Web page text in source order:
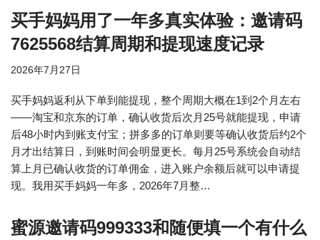
买手妈妈用了一年多真实体验：邀请码
7625568结算周期和提现速度记录
2026年7月27日
买手妈妈返利从下单到能提现，整个周期大概在1到2个月左右
——淘宝和京东的订单，确认收货后次月25号就能提现，申请
后48小时内到账支付宝；拼多多的订单则要等确认收货后约2个
月才出结算日，到账时间会明显更长。每月25号系统会自动结
算上月已确认收货的订单佣金，进入账户余额后就可以申请提
现。我用买手妈妈一年多，2026年7月整…
蜜源邀请码999333和随便填一个有什么